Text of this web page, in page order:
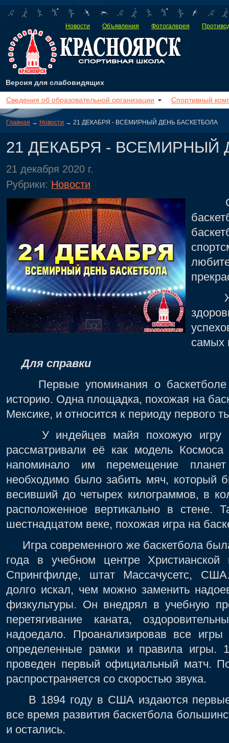
Новости Объявления Фотогалерея
Версия для слабовидящих
Сведения об образовательной организации Спортивный
Главная → Новости → 21 ДЕКАБРЯ - ВСЕМИРНЫЙ ДЕНЬ БАСКЕТБОЛА
21 ДЕКАБРЯ - ВСЕМИРНЫЙ
21 декабря 2020 г.
Рубрики: Новости
самых
Для справки
Первые упоминания о баскетболе
историю. Одна площадка, похожая на
Мексике, и относится к периоду первого
У индейцев майя похожую игру
рассматривали её как модель
напоминало им перемещение
необходимо было забить мяч, который
весивший до четырех килограммов, в
расположенное вертикально в стене.
шестнадцатом веке, похожая игра на
Игра современного же баскетбола
года в учебном центре
Спрингфилде, штат Массачусетс,
долго искал, чем можно заменить
физкультуры. Он внедрял в учебную
перетягивание каната,
надоедало. Проанализировав все
определенные рамки и правила игры.
проведен первый официальный матч.
распространяется со скоростью звука.
В 1894 году в США издаются первые
все время развития баскетбола
и остались.